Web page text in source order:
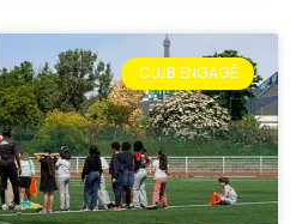
CLUB ENGAGÉ